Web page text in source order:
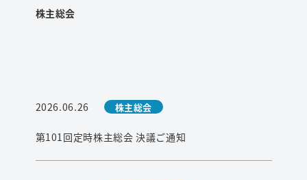
株主総会
2026.06.26 株主総会
第101回定時株主総会 決議ご通知